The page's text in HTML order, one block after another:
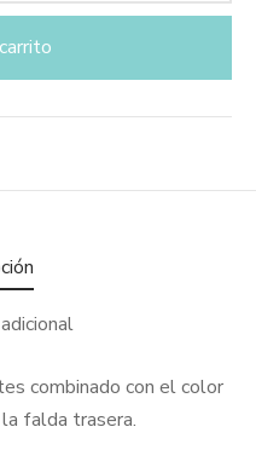
combinado con el color
falda trasera.